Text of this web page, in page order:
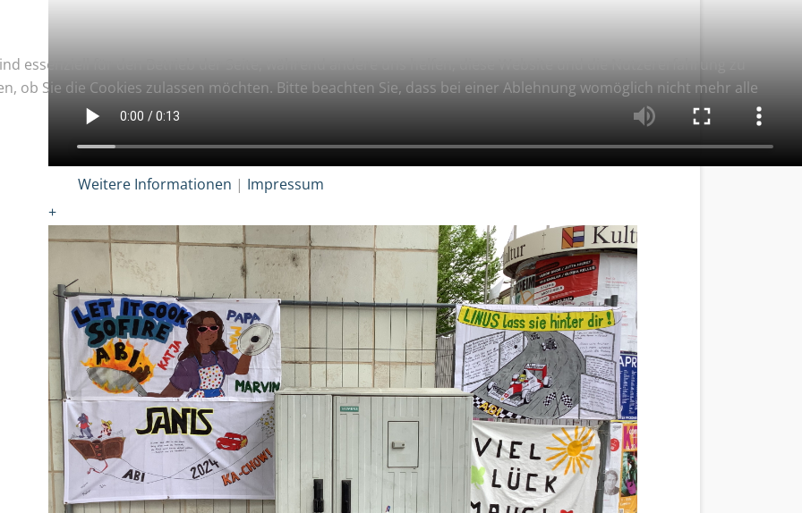
+
essenziell für den Betrieb der Seite, während andere uns helfen, diese Website und die Nutzererfahrung zu
ob Sie die Cookies zulassen möchten. Bitte beachten Sie, dass bei einer Ablehnung womöglich nicht mehr alle
Weitere Informationen | Impressum